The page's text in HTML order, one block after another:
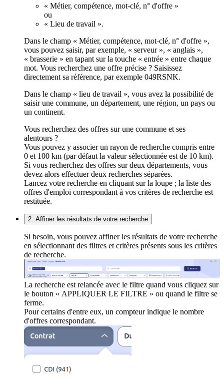
« Métier, compétence, mot-clé, n° d'offre »
ou
« Lieu de travail ».
Dans le champ « Métier, compétence, mot-clé, n° d'offre »,
vous pouvez saisir, par exemple, « serveur », « anglais »,
« brasserie » en tapant sur la touche « entrée » entre chaque
mot. Vous recherchez une offre précise ? Saisissez
directement sa référence, par exemple 049RSNK.
Dans le champ « lieu de travail », vous avez la possibilité de
saisir une commune, un département, une région, un pays ou
un continent.
Vous recherchez des offres sur une commune et ses
alentours ?
Vous pouvez y associer un rayon de recherche compris entre
0 et 100 km (par défaut la valeur sélectionnée est de 10 km).
Si vous recherchez des offres sur deux départements, vous
devez alors effectuer deux recherches séparées.
Lancez votre recherche en cliquant sur la loupe ; la liste des
offres d'emploi correspondant à vos critères de recherche est
restituée.
2. Affiner les résultats de votre recherche
Si besoin, vous pouvez affiner les résultats de votre recherche
en sélectionnant des filtres et critères présents sous les critères
de recherche.
La recherche est relancée avec le filtre quand vous cliquez sur
le bouton « APPLIQUER LE FILTRE » ou quand le filtre se
ferme.
Pour certains d'entre eux, un compteur indique le nombre
d'offres correspondant.